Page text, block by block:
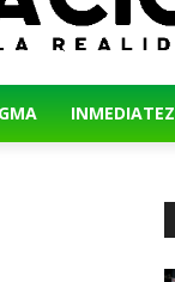
INMEDIATEZ